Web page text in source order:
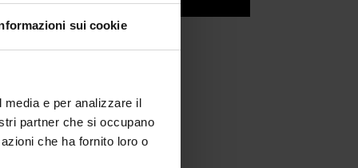
sui cookie
e per analizzare il
partner che si occupano
che ha fornito loro o